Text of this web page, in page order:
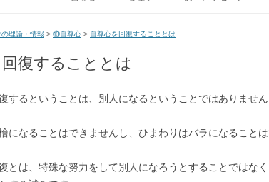
理論・情報 > ⑩自尊心 > 自尊心を回復することとは
復することとは
するということは、別人になるということではありません
になることはできませんし、ひまわりはバラになることは
とは、特殊な努力をして別人になろうとすることではな